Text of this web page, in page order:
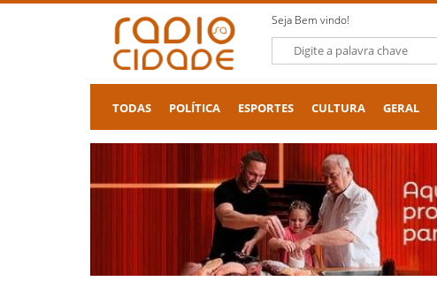
Seja Bem vindo!
TODAS POLÍTICA ESPORTES CULTURA GERAL